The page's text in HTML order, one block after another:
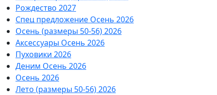
Рождество 2027
Спец предложение Осень 2026
Осень (размеры 50-56) 2026
Аксессуары Осень 2026
Пуховики 2026
Деним Осень 2026
Осень 2026
Лето (размеры 50-56) 2026